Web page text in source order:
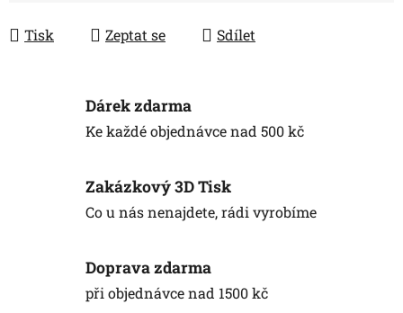
Tisk Zeptat se Sdílet
Dárek zdarma
Ke každé objednávce nad 500 kč
Zakázkový 3D Tisk
Co u nás nenajdete, rádi vyrobíme
Doprava zdarma
při objednávce nad 1500 kč